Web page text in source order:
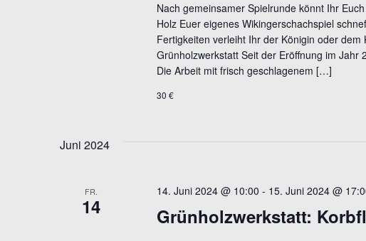
Nach gemeinsamer Spielrunde könnt Ihr
Holz Euer eigenes Wikingerschachspiel
Fertigkeiten verleiht Ihr der Königin oder
Grünholzwerkstatt Seit der Eröffnung im Jahr
Die Arbeit mit frisch geschlagenem […]
30 €
Juni 2024
FR.
14 Grünholzwerkstatt:
14. Juni 2024 @ 10:00 - 15. Juni 2024 @